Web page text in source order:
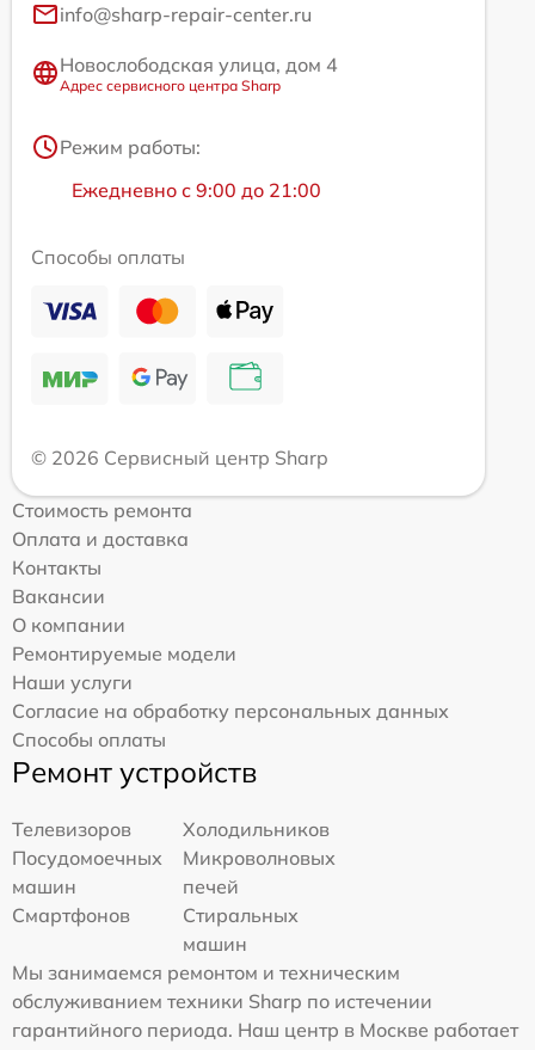
info@sharp-repair-center.ru
Новослободская улица, дом 4
Адрес сервисного центра Sharp
Режим работы:
Ежедневно с 9:00 до 21:00
Способы оплаты
© 2026 Сервисный центр Sharp
Стоимость ремонта
Оплата и доставка
Контакты
Вакансии
О компании
Ремонтируемые модели
Наши услуги
Согласие на обработку персональных данных
Способы оплаты
Ремонт устройств
Телевизоров
Холодильников
Посудомоечных
машин
Микроволновых
печей
Смартфонов
Стиральных
машин
Мы занимаемся ремонтом и техническим
обслуживанием техники Sharp по истечении
гарантийного периода. Наш центр в Москве работает